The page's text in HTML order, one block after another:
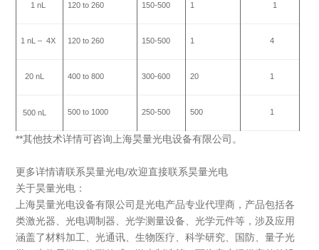
1 nL 120 to 260 150-500 1 1
1 nL – 4X 120 to 260 150-500 1 4
20 nL 400 to 800 300-600 20 1
500 nL 500 to 1000 250-500 500 1
**其他技术详情可咨询上海昊量光电设备有限公司。
更多详情请联系昊量光电/欢迎直接联系昊量光电
关于昊量光电：
上海昊量光电设备有限公司是光电产品专业代理商，产品包括各
类激光器、光电调制器、光学测量设备、光学元件等，涉及应用
涵盖了材料加工、光通讯、生物医疗、科学研究、国防、量子光